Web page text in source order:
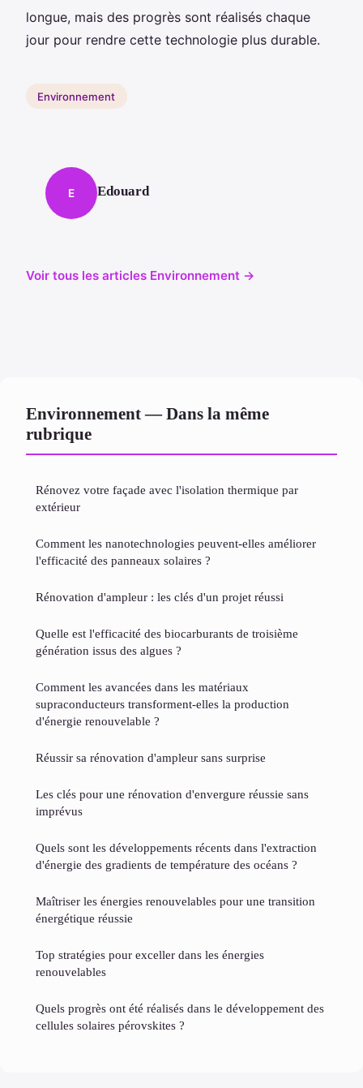
longue, mais des progrès sont réalisés chaque
jour pour rendre cette technologie plus durable.
Environnement
E Edouard
Voir tous les articles Environnement →
Environnement — Dans la même
rubrique
Rénovez votre façade avec l'isolation thermique par
extérieur
Comment les nanotechnologies peuvent-elles améliorer
l'efficacité des panneaux solaires ?
Rénovation d'ampleur : les clés d'un projet réussi
Quelle est l'efficacité des biocarburants de troisième
génération issus des algues ?
Comment les avancées dans les matériaux
supraconducteurs transforment-elles la production
d'énergie renouvelable ?
Réussir sa rénovation d'ampleur sans surprise
Les clés pour une rénovation d'envergure réussie sans
imprévus
Quels sont les développements récents dans l'extraction
d'énergie des gradients de température des océans ?
Maîtriser les énergies renouvelables pour une transition
énergétique réussie
Top stratégies pour exceller dans les énergies
renouvelables
Quels progrès ont été réalisés dans le développement des
cellules solaires pérovskites ?